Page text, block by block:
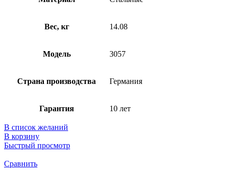
Вес, кг 14.08
Модель 3057
Страна производства Германия
Гарантия 10 лет
В список желаний
В корзину
Быстрый просмотр
Сравнить